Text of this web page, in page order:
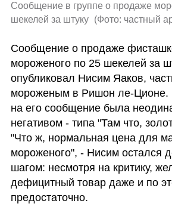
Сообщение в группе о продаже
шекелей за штуку (Фото: частный
Сообщение о продаже
мороженого по 25 шекелей за
опубликовал Нисим Яаков,
мороженым в Ришон ле-Ционе.
на его сообщение была
негативом - типа "Там что,
"Что ж, нормальная цена для
мороженого", - Нисим остался
шагом: несмотря на критику,
дефицитный товар даже и по
предостаточно.